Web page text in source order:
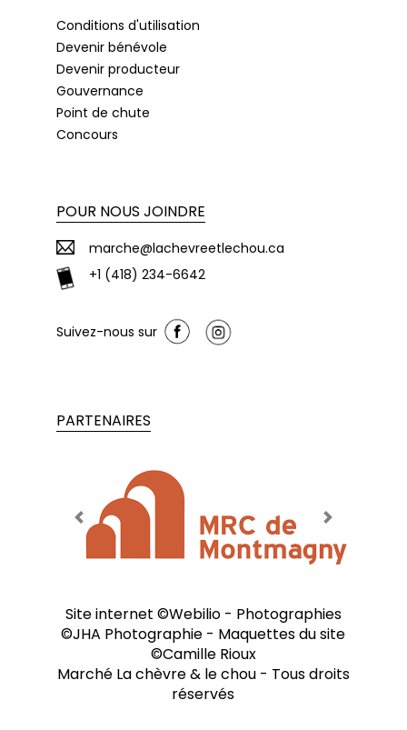
Conditions d'utilisation
Devenir bénévole
Devenir producteur
Gouvernance
Point de chute
Concours
POUR NOUS JOINDRE
marche@lachevreetlechou.ca
+1 (418) 234-6642
Suivez-nous sur
PARTENAIRES
Previous Next
Site internet ©Webilio- Photographies
©JHA Photographie - Maquettes du site
©Camille Rioux
Marché La chèvre & le chou- Tous droits
réservés